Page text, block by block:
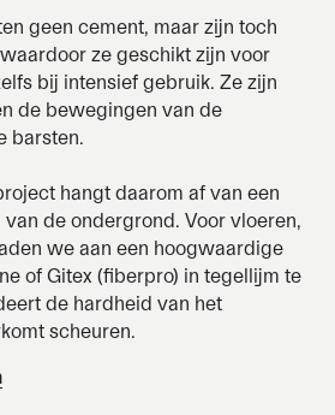
geen cement, maar zijn toch
ze geschikt zijn voor
bij intensief gebruik. Ze zijn
de bewegingen van de
barsten.
hangt daarom af van een
de ondergrond. Voor vloeren,
we aan een hoogwaardige
of Gitex (fiberpro) in tegellijm te
de hardheid van het
scheuren.